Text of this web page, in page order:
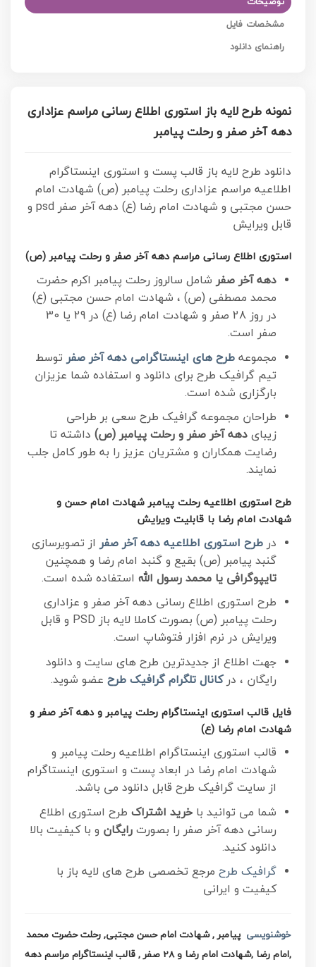
مشخصات فایل
راهنمای دانلود
نمونه طرح لایه باز استوری اطلاع رسانی مراسم عزاداری
دهه آخر صفر و رحلت پیامبر
دانلود طرح لایه باز قالب پست و استوری اینستاگرام
اطلاعیه مراسم عزاداری رحلت پیامبر (ص) شهادت امام
حسن مجتبی و شهادت امام رضا (ع) دهه آخر صفر psd و
قابل ویرایش
استوری اطلاع رسانی مراسم دهه آخر صفر و رحلت پیامبر (ص)
دهه آخر صفر شامل سالروز رحلت پیامبر اکرم حضرت
محمد مصطفی (ص) ، شهادت امام حسن مجتبی (ع)
در روز 28 صفر و شهادت امام رضا (ع) در 29 یا 30
صفر است.
مجموعه طرح های اینستاگرامی دهه آخر صفر توسط
تیم گرافیک طرح برای دانلود و استفاده شما عزیزان
بارگزاری شده است.
طراحان مجموعه گرافیک طرح سعی بر طراحی
زیبای دهه آخر صفر و رحلت پیامبر (ص)داشته تا
رضایت همکاران و مشتریان عزیز را به طور کامل جلب
نمایند.
طرح استوری اطلاعیه رحلت پیامبر شهادت امام حسن و
شهادت امام رضا با قابلیت ویرایش
در طرح استوری اطلاعیه دهه آخر صفر از تصویرسازی
گنبد پیامبر (ص) بقیع و گنبد امام رضا و همچنین
تایپوگرافی یا محمد رسول اللهاستفاده شده است.
طرح استوری اطلاع رسانی دهه آخر صفر و عزاداری
رحلت پیامبر (ص) بصورت کاملا لایه باز PSD و قابل
ویرایش در نرم افزار فتوشاپ است.
جهت اطلاع از جدیدترین طرح های سایت و دانلود
رایگان ، درکانال تلگرام گرافیک طرحعضو شوید.
فایل قالب استوری اینستاگرام رحلت پیامبر و دهه آخر صفر و
شهادت امام رضا (ع)
قالب استوری اینستاگرام اطلاعیه رحلت پیامبر و
شهادت امام رضا در ابعاد پست و استوری اینستاگرام
از سایت گرافیک طرح قابل دانلود می باشد.
شما می توانید با خرید اشتراکطرح استوری اطلاع
رسانی دهه آخر صفر را بصورت رایگان و با کیفیت بالا
دانلود کنید.
گرافیک طرحمرجع تخصصی طرح های لایه باز با
کیفیت و ایرانی
خوشنویسی پیامبر , شهادت امام حسن مجتبی, رحلت حضرت محمد
,امام رضا ,شهادت امام رضا و 28 صفر , قالب اینستاگرام مراسم دهه